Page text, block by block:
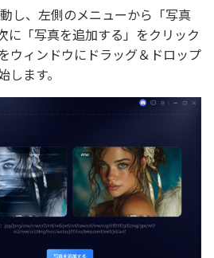
し、左側のメニューから「写真
に「写真を追加する」をクリック
ウィンドウにドラッグ＆ドロップ
ます。